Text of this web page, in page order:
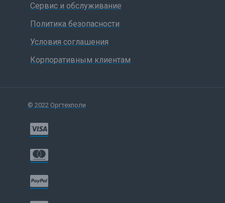
Сервис и обслуживание
Политика безопасности
Условия соглашения
Корпоративным клиентам
© 2022 Оргтехполи